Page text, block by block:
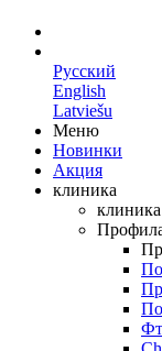
Русский
English
Latviešu
Меню
Новинки
Акция
клиника
клиника